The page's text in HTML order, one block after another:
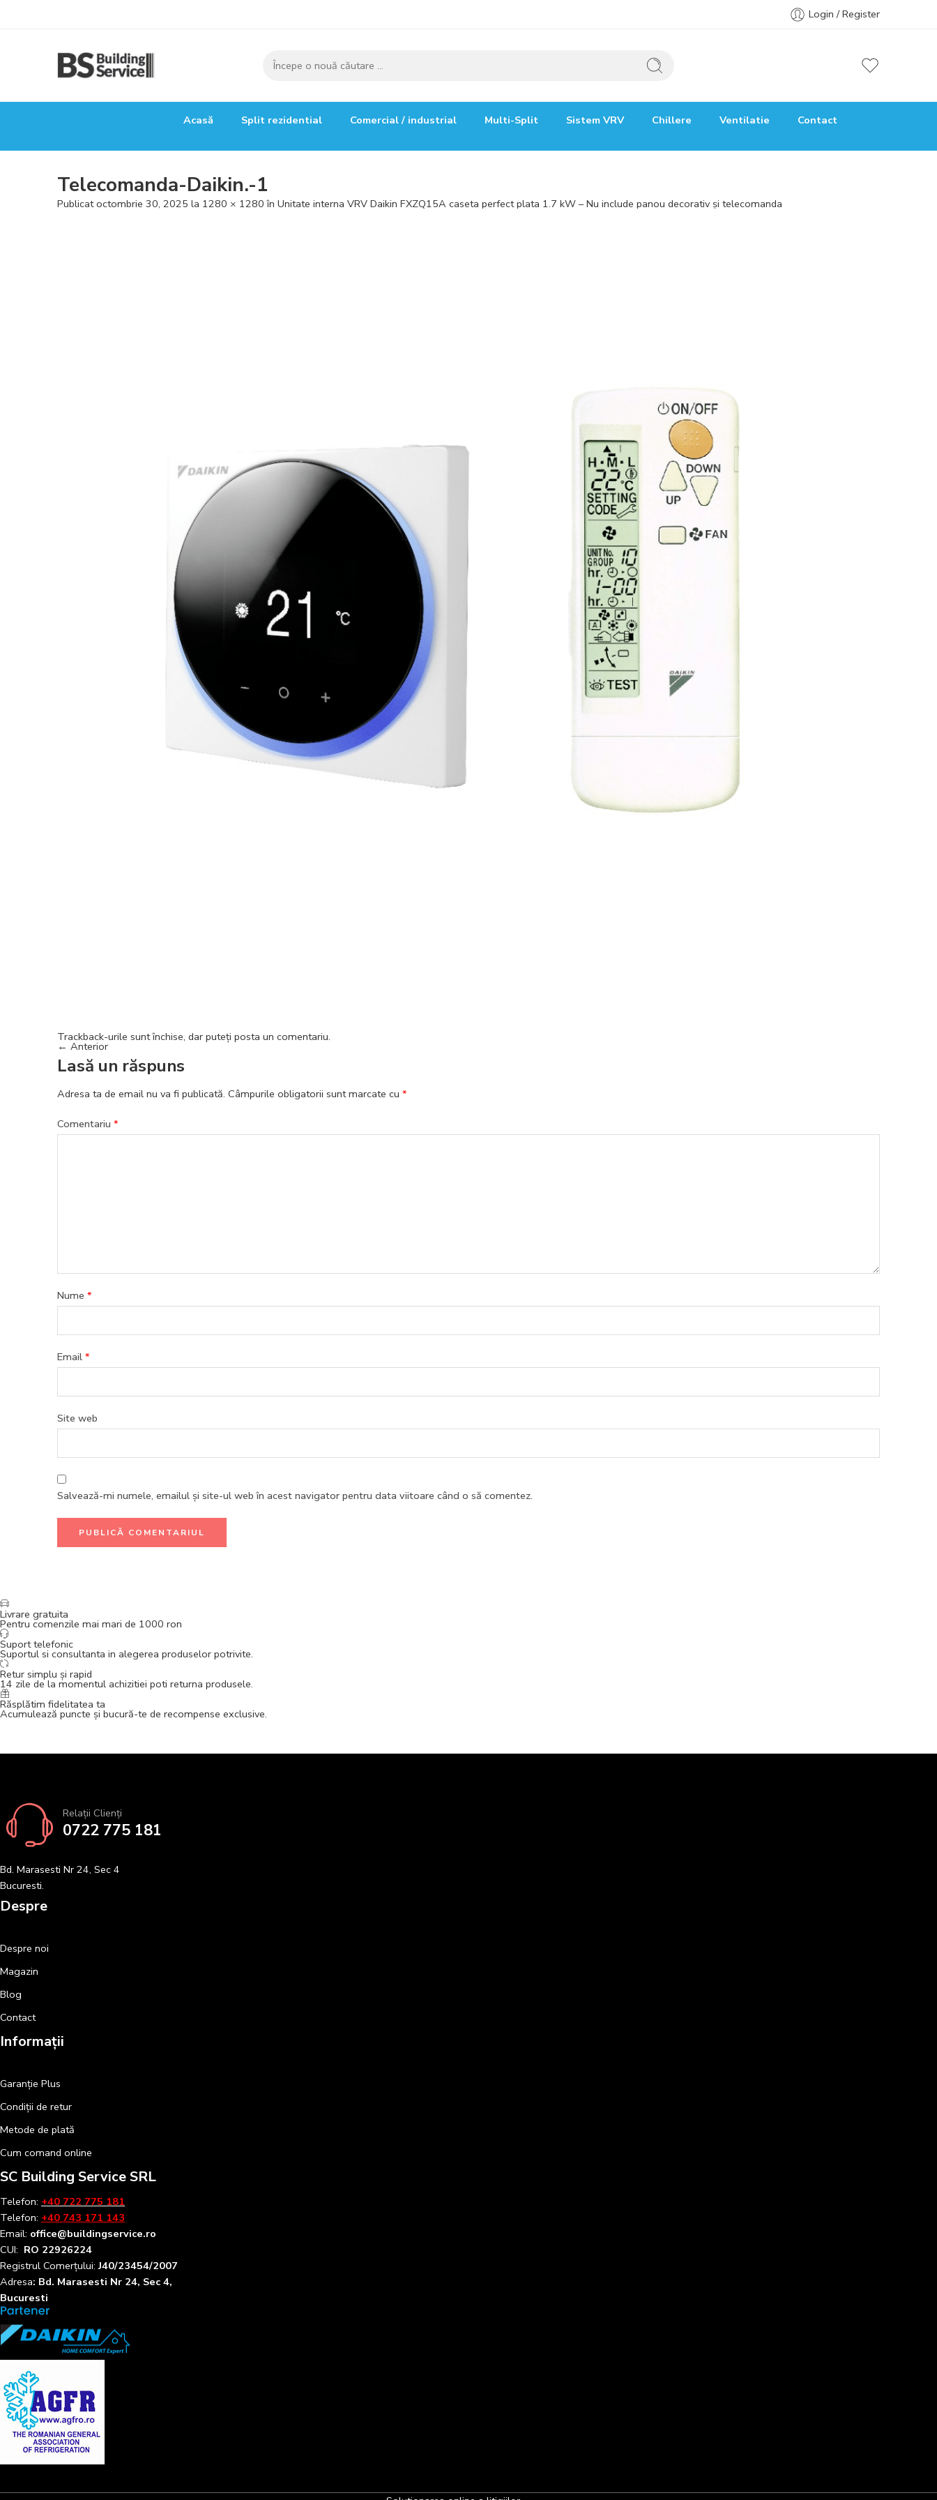
Login / Register
Acasă Split rezidential Comercial / industrial Multi-Split Sistem VRV Chillere Ventilatie Contact
Telecomanda-Daikin.-1
Publicatoctombrie 30, 2025 la 1280 × 1280 în Unitate interna VRV Daikin FXZQ15A caseta perfect plata 1.7 kW – Nu include panou decorativ și telecomanda
Trackback-urile sunt închise, dar puteți posta un comentariu.
← Anterior
Lasă un răspuns
Adresa ta de email nu va fi publicată. Câmpurile obligatorii sunt marcate cu *
Comentariu *
Nume *
Email *
Site web
Salvează-mi numele, emailul și site-ul web în acest navigator pentru data viitoare când o să comentez.
Livrare gratuita
Pentru comenzile mai mari de 1000 ron
Suport telefonic
Suportul si consultanta in alegerea produselor potrivite.
Retur simplu și rapid
14 zile de la momentul achizitiei poti returna produsele.
Răsplătim fidelitatea ta
Acumulează puncte și bucură-te de recompense exclusive.
Relații Clienți
0722 775 181
Bd. Marasesti Nr 24, Sec 4
Bucuresti.
Despre
Despre noi
Magazin
Blog
Contact
Informații
Garanție Plus
Condiții de retur
Metode de plată
Cum comand online
SC Building Service SRL
Telefon: +40 722 775 181
Telefon: +40 743 171 143
Email: office@buildingservice.ro
CUI: RO 22926224
Registrul Comerțului:J40/23454/2007
Adresa: Bd. Marasesti Nr 24, Sec 4,
Bucuresti